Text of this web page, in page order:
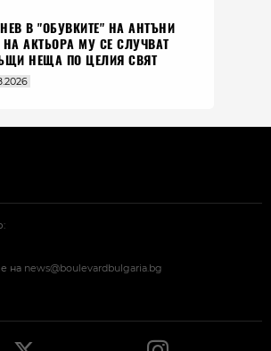
В "ОБУВКИТЕ" НА АНТЪНИ
АКТЬОРА МУ СЕ СЛУЧВАТ
НЕЩА ПО ЦЕЛИЯ СВЯТ
на news@boulevardbulgaria.bg